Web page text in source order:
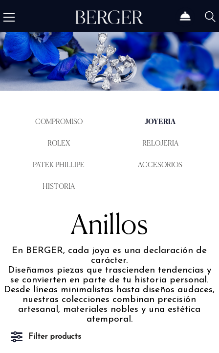
COMPROMISO JOYERIA
ROLEX RELOJERIA
PATEK PHILLIPE ACCESORIOS
HISTORIA
Anillos
En BERGER, cada joya es una declaración de
carácter.
Diseñamos piezas que trascienden tendencias y
se convierten en parte de tu historia personal.
Desde líneas minimalistas hasta diseños audaces,
nuestras colecciones combinan precisión
artesanal, materiales nobles y una estética
atemporal.
Filter products